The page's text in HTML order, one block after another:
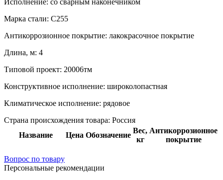
Марка стали: С255
Антикоррозионное покрытие: лакокрасочное покрытие
Длина, м: 4
Типовой проект: 20006тм
Конструктивное исполнение: широколопастная
Климатическое исполнение: рядовое
Страна происхождения товара: Россия
Название
Цена Обозначение
Вес,
кг
Антикоррозионное
покрытие
Вопрос по товару
Персональные рекомендации